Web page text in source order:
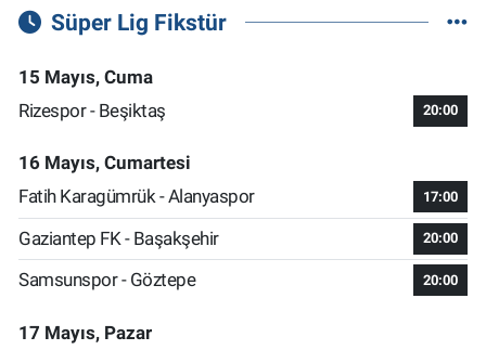
Süper Lig Fikstür
15 Mayıs, Cuma
Rizespor - Beşiktaş
20:00
16 Mayıs, Cumartesi
Fatih Karagümrük - Alanyaspor
17:00
Gaziantep FK - Başakşehir 20:00
Samsunspor - Göztepe 20:00
17 Mayıs, Pazar